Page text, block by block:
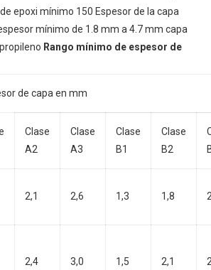
epoxi mínimo 150 Espesor de la capa
mínimo de 1.8 mm a 4.7 mm capa
Rango mínimo de espesor de
de capa en mm
Clase
A2
Clase
A3
Clase
B1
Clase
B2
2,1 2,6 1,3 1,8
2,4 3,0 1,5 2,1